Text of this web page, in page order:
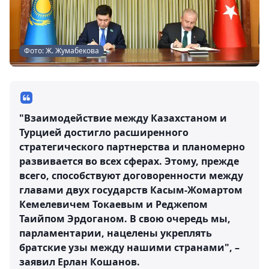
Фото: Ж. Жумабекова
"Взаимодействие между Казахстаном и
Турцией достигло расширенного
стратегического партнерства и планомерно
развивается во всех сферах. Этому, прежде
всего, способствуют договоренности между
главами двух государств Касым-Жомартом
Кемелевичем Токаевым и Реджепом
Таийпом Эрдоганом. В свою очередь мы,
парламентарии, нацелены укреплять
братские узы между нашими странами", –
заявил Ерлан Кошанов.